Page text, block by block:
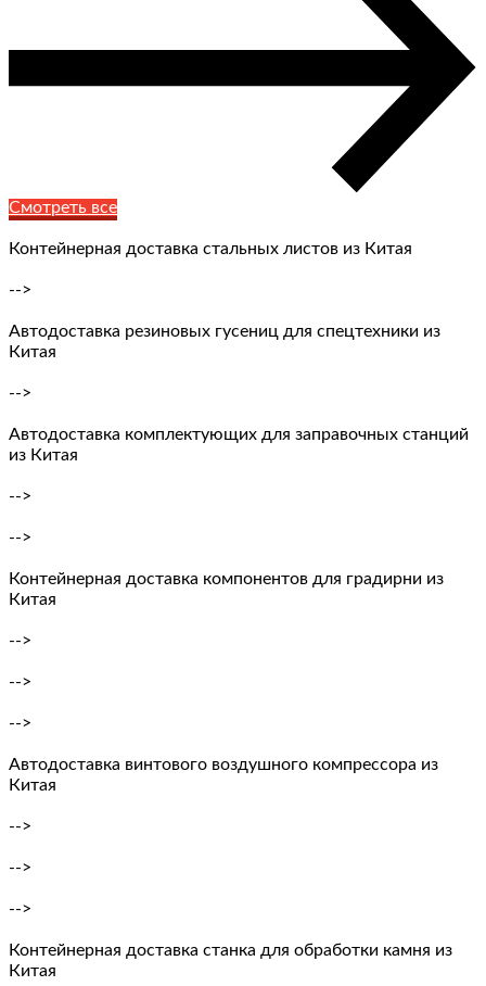
Смотреть все
Контейнерная доставка стальных листов из Китая
-->
Автодоставка резиновых гусениц для спецтехники из
Китая
-->
Автодоставка комплектующих для заправочных станций
из Китая
-->
-->
Контейнерная доставка компонентов для градирни из
Китая
-->
-->
-->
Автодоставка винтового воздушного компрессора из
Китая
-->
-->
-->
Контейнерная доставка станка для обработки камня из
Китая